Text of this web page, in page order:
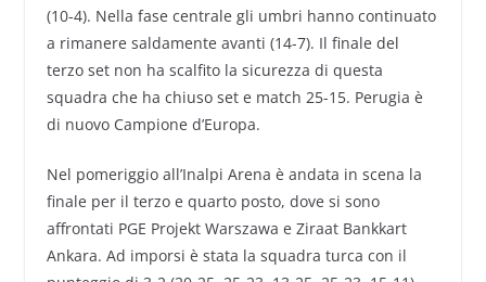
(10-4). Nella fase centrale gli umbri hanno continuato
a rimanere saldamente avanti (14-7). Il finale del
terzo set non ha scalfito la sicurezza di questa
squadra che ha chiuso set e match 25-15. Perugia è
di nuovo Campione d’Europa.
Nel pomeriggio all’Inalpi Arena è andata in scena la
finale per il terzo e quarto posto, dove si sono
affrontati PGE Projekt Warszawa e Ziraat Bankkart
Ankara. Ad imporsi è stata la squadra turca con il